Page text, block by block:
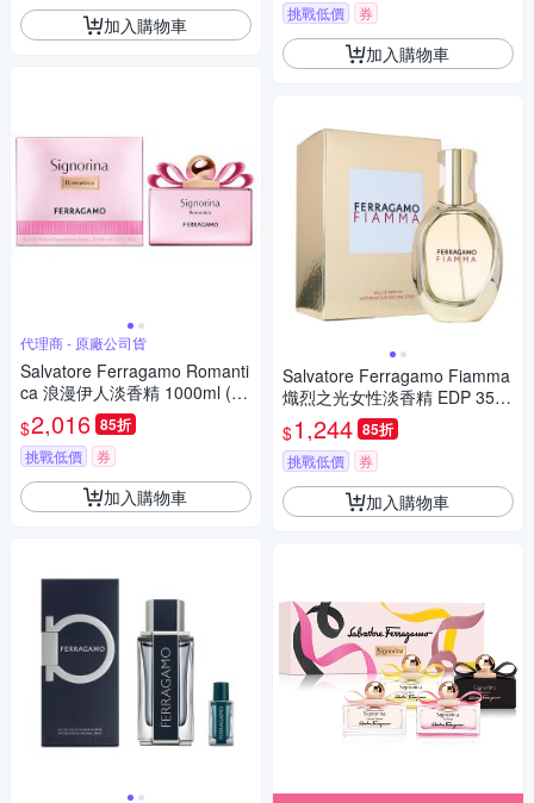
加入購物車
代理商 - 原廠公司貨
Salvatore Ferragamo Romanti
ca 浪漫伊人淡香精 1000ml (原
廠公司貨)
$2,016 85折
挑戰低價 券
加入購物車
挑戰低價 券
加入購物車
Salvatore Ferragamo Fiamma
熾烈之光女性淡香精 EDP 35ml
平行輸入
$1,244 85折
挑戰低價 券
加入購物車